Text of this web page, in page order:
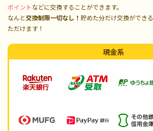
ポイントなどに交換することができます。
なんと交換制限一切なし！ 貯めた分だけ交換ができ
ただけます！
現金系